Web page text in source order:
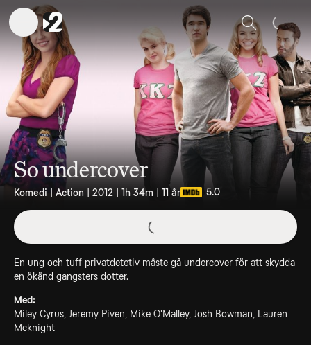
Sök
So undercover
Komedi | Action | 2012 | 1h 34m | 11 år 5.0
En ung och tuff privatdetetiv måste gå undercover för att skydda
en ökänd gangsters dotter.
Med:
Miley Cyrus, Jeremy Piven, Mike O'Malley, Josh Bowman, Lauren
Mcknight